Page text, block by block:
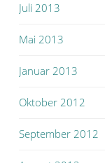
Juli 2013
Mai 2013
Januar 2013
Oktober 2012
September 2012